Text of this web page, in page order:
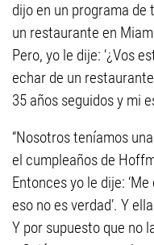
dijo en un programa de
un restaurante en
Pero, yo le dije: ‘¿Vos
echar de un
35 años seguidos y mi
“Nosotros teníamos
el cumpleaños de
Entonces yo le dije:
eso no es verdad’. Y
Y por supuesto que no